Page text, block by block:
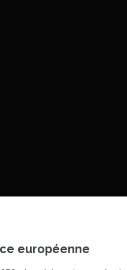
européenne